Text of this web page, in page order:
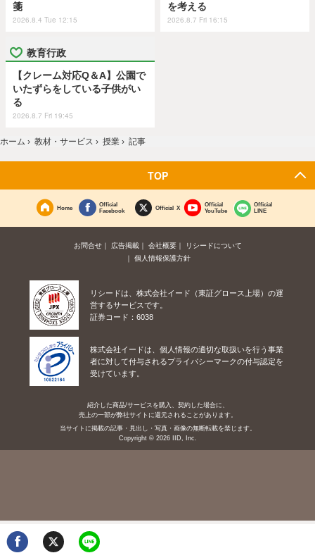
箋
2026.8.4 Tue 12:15
を考える
2026.8.7 Fri 16:15
教育行政
【クレーム対応Q＆A】公園で
いたずらをしている子供がい
る
2026.8.7 Fri 19:45
ホーム › 教材・サービス › 授業 › 記事
TOP
Home
Official
Facebook
Official X
Official
YouTube
Official
LINE
お問合せ 広告掲載 会社概要
リシードについて
個人情報保護方針
リシードは、株式会社イード（東証グロース上場）の運
営するサービスです。
証券コード：6038
株式会社イードは、個人情報の適切な取扱いを行う事業
者に対して付与されるプライバシーマークの付与認定を
受けています。
紹介した商品/サービスを購入、契約した場合に、
売上の一部が弊社サイトに還元されることがあります。
当サイトに掲載の記事・見出し・写真・画像の無断転載を禁じます。
Copyright © 2026 IID, Inc.